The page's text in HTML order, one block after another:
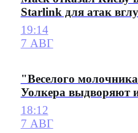
Starlink для атак
19:14
7 АВГ
"Веселого
Уолкера выдворяют
18:12
7 АВГ